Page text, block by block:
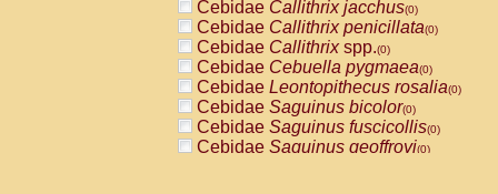
PitheciidaePithecia monachus
PitheciidaePithecia pithecia(0)
CercopithecidaeCercocebus agilis
CercopithecidaeCercocebus
CercopithecidaeCercocebus
CercopithecidaeCercocebus
CercopithecidaeCercocebus
CercopithecidaeCercocebushybrid
Cebidae Callithrix jacchus(0)
Cebidae Callithrix penicillata(0)
Cebidae Callithrixspp.(0)
Cebidae Cebuella pygmaea(0)
Cebidae Leontopithecus rosalia(0)
Cebidae Saguinus bicolor(0)
Cebidae Saguinus fuscicollis(0)
Cebidae Saguinus geoffroyi(0)